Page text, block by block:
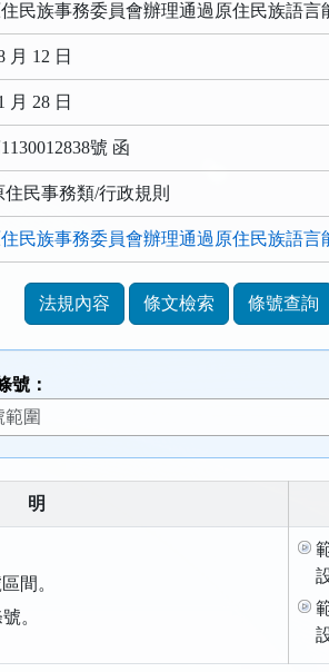
民族事務委員會辦理通過原住民族語
月 12 日
月 28 日
號 函
民事務類/行政規則
民族事務委員會辦理通過原住民族語言
法規內容 條文檢索 條號查詢
號：
明
間。
。